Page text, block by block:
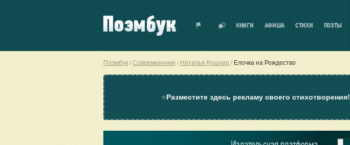
КНИГИ АФИША СТИХИ ПОЭТЫ
Поэмбук Современники Наталья Кушнир Елочка на Рождество
⭐Разместите здесь рекламу своего стихотворения!